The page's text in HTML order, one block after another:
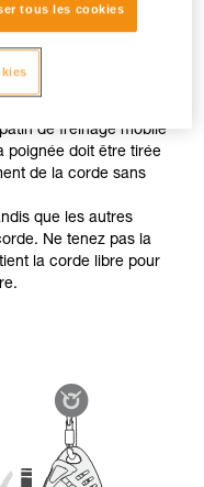
en étant prêt à bloquer
manipuler la poignée
préconisée, sans
de freinage mobile
poignée doit être tirée
de la corde sans
que les autres
Ne tenez pas la
la corde libre pour
tous les cookies